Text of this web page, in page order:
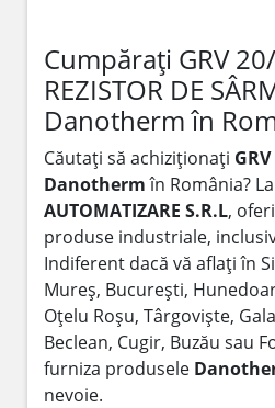
Cumpărați GRV
REZISTOR DE
Danotherm în
Căutați să achiziționați
Danothermîn România? La
AUTOMATIZARE S.R.L,
produse industriale,
Indiferent dacă vă aflați în
Mureș, București,
Oțelu Roșu, Târgoviște,
Beclean, Cugir, Buzău sau
furniza produsele
nevoie.